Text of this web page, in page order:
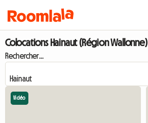
Colocations Hainaut (Région Wallonne)
Rechercher...
Vidéo